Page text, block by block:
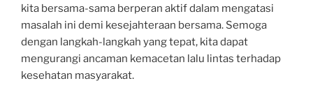
kita bersama-sama berperan aktif dalam mengatasi
masalah ini demi kesejahteraan bersama. Semoga
dengan langkah-langkah yang tepat, kita dapat
mengurangi ancaman kemacetan lalu lintas terhadap
kesehatan masyarakat.